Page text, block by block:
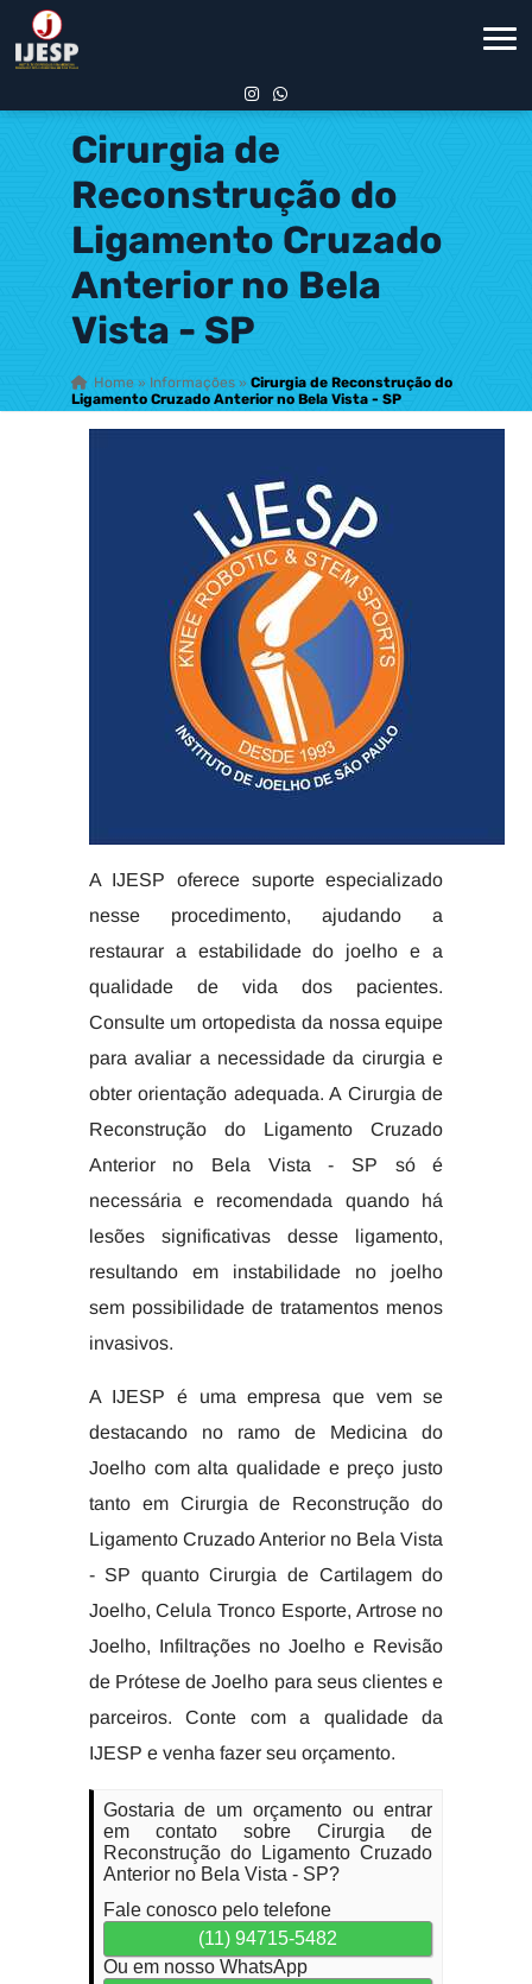
Cirurgia de
Reconstrução do
Ligamento Cruzado
Anterior no Bela
Vista - SP
Home » Informações » Cirurgia de Reconstrução do
Ligamento Cruzado Anterior no Bela Vista - SP
A IJESP oferece suporte especializado
nesse procedimento, ajudando a
restaurar a estabilidade do joelho e a
qualidade de vida dos pacientes.
Consulte um ortopedista da nossa equipe
para avaliar a necessidade da cirurgia e
obter orientação adequada. A Cirurgia de
Reconstrução do Ligamento Cruzado
Anterior no Bela Vista - SP só é
necessária e recomendada quando há
lesões significativas desse ligamento,
resultando em instabilidade no joelho
sem possibilidade de tratamentos menos
invasivos.
A IJESP é uma empresa que vem se
destacando no ramo de Medicina do
Joelho com alta qualidade e preço justo
tanto em Cirurgia de Reconstrução do
Ligamento Cruzado Anterior no Bela Vista
- SP quanto Cirurgia de Cartilagem do
Joelho, Celula Tronco Esporte, Artrose no
Joelho, Infiltrações no Joelho e Revisão
de Prótese de Joelho para seus clientes e
parceiros. Conte com a qualidade da
IJESP e venha fazer seu orçamento.
Gostaria de um orçamento ou entrar
em contato sobre Cirurgia de
Reconstrução do Ligamento Cruzado
Anterior no Bela Vista - SP?
Fale conosco pelo telefone
(11) 94715-5482
Ou em nosso WhatsApp